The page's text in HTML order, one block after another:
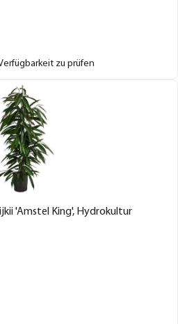
zu prüfen
'Amstel King', Hydrokultur